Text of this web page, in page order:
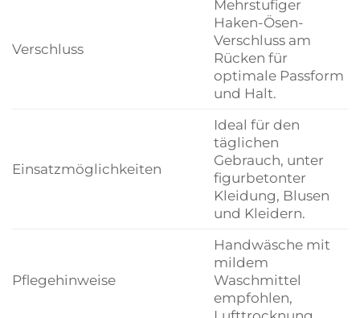
Verschluss
Mehrstufiger
Haken-Ösen-
Verschluss am
Rücken für
optimale Passform
und Halt.
Einsatzmöglichkeiten
Ideal für den
täglichen
Gebrauch, unter
figurbetonter
Kleidung, Blusen
und Kleidern.
Pflegehinweise
Handwäsche mit
mildem
Waschmittel
empfohlen,